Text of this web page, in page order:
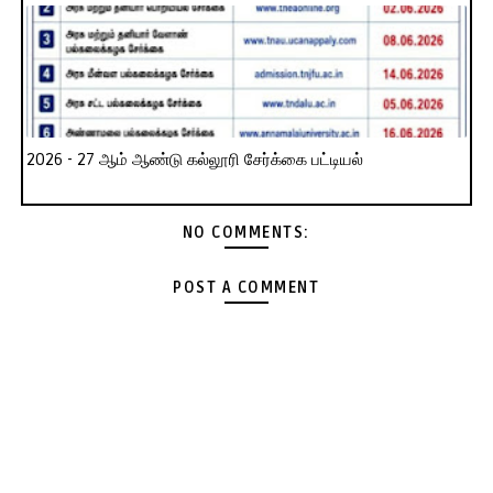
2026 - 27 ஆம் ஆண்டு கல்லூரி சேர்க்கை பட்டியல்
NO COMMENTS:
POST A COMMENT